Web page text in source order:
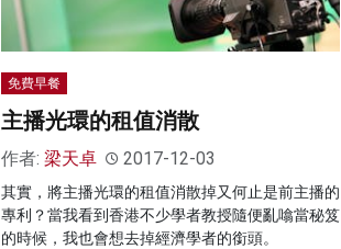
免費早餐
主播光環的租值消散
作者: 梁天卓 2017-12-03
其實，將主播光環的租值消散掉又何止是前主播的
專利？當我看到香港不少學者教授隨便亂噏當秘笈
的時候，我也會想去掉經濟學者的銜頭。